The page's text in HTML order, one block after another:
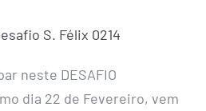
neste DESAFIO
dia 22 de Fevereiro, vem